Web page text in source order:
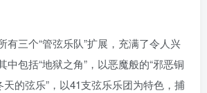
有三个“管弦乐队”扩展，充满了令人兴
中包括“地狱之角”，以恶魔般的“邪恶铜
天的弦乐”，以41支弦乐乐团为特色，捕